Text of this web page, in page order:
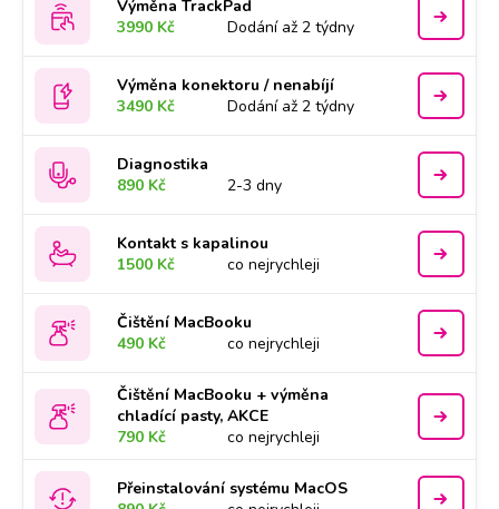
Výměna TrackPad
3990 Kč
Dodání až 2 týdny
Výměna konektoru / nenabíjí
3490 Kč
Dodání až 2 týdny
Diagnostika
890 Kč
2-3 dny
Kontakt s kapalinou
1500 Kč
co nejrychleji
Čištění MacBooku
490 Kč
co nejrychleji
Čištění MacBooku + výměna
chladící pasty, AKCE
790 Kč
co nejrychleji
Přeinstalování systému MacOS